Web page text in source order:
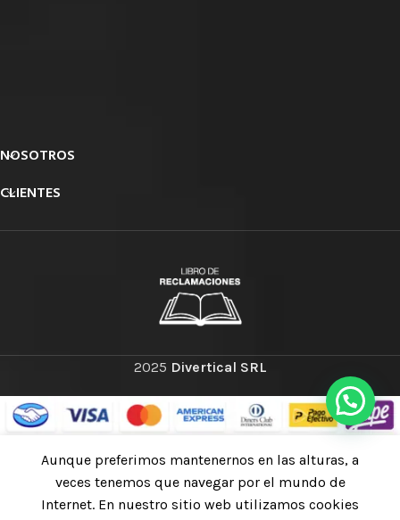
NOSOTROS
CLIENTES
2025 Divertical SRL
Aunque preferimos mantenernos en las alturas, a
veces tenemos que navegar por el mundo de
Internet. En nuestro sitio web utilizamos cookies
Gemini
Polea
prusik
S/563.49
inc. IGV
Disponible
bajo
pedido en
3-4
Mi cuenta